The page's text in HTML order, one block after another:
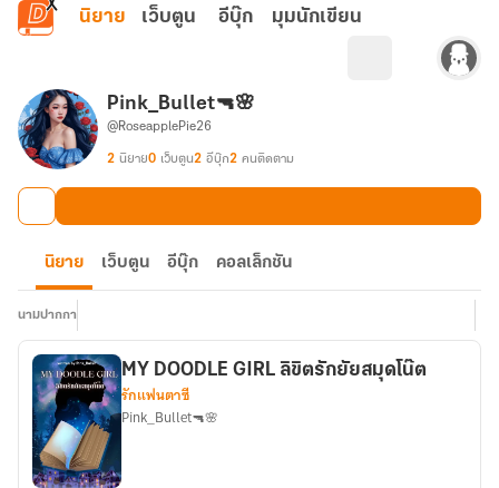
ข้ามไปยังเนื้อหาหลัก
นิยาย เว็บตูน อีบุ๊ก มุมนักเขียน
Pink_Bullet🔫🌸
@RoseapplePie26
2 นิยาย0 เว็บตูน2 อีบุ๊ก2 คนติดตาม
นิยาย เว็บตูน อีบุ๊ก คอลเล็กชัน
นามปากกา
MY DOODLE GIRL ลิขิตรักยัยสมุดโน๊ต
รักแฟนตาซี
Pink_Bullet🔫🌸